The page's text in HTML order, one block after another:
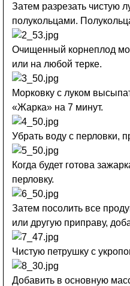
Затем разрезать чистую
полукольцами.
Очищенный корнеплод
или на любой терке.
Морковку с луком
«Жарка» на 7 минут.
Убрать воду с перловки,
Когда будет готова
перловку.
Затем посолить все
или другую приправу,
Чистую петрушку с
Добавить в основную